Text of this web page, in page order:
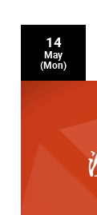
14
May
(Mon)